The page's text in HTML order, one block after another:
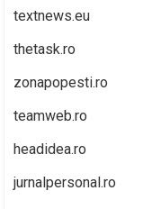
textnews.eu
thetask.ro
zonapopesti.ro
teamweb.ro
headidea.ro
jurnalpersonal.ro